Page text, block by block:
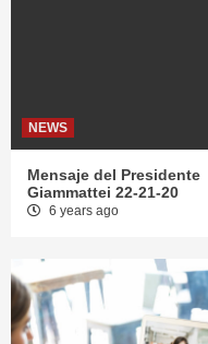
NEWS
Mensaje del Presidente
Giammattei 22-21-20
6 years ago